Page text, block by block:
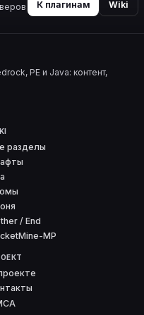
К плагинам Wiki
PE и Java: контент,
разделы
/ End
MP